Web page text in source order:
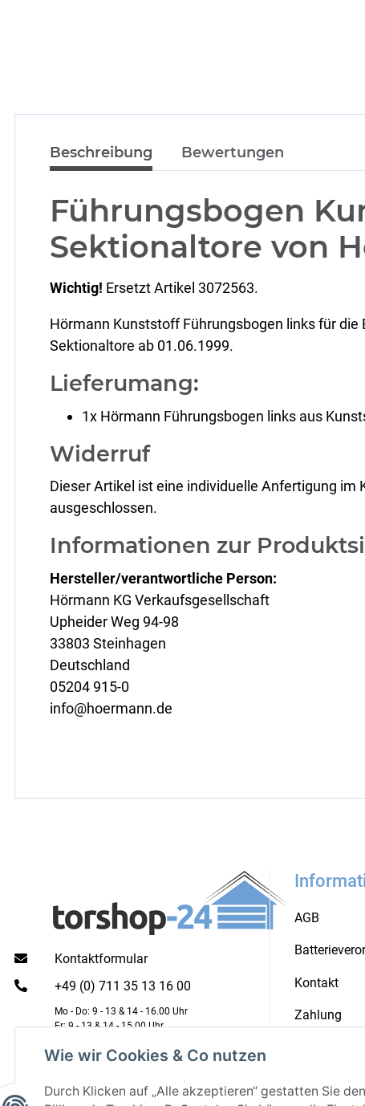
Wie wir Cookies & Co nutzen
Durch Klicken auf „Alle akzeptieren“ gestatten Sie
Beschreibung Bewertungen
Führungsbogen
Sektionaltore von
Wichtig! Ersetzt Artikel 3072563.
Hörmann Kunststoff Führungsbogen links für die
Sektionaltore ab 01.06.1999.
Lieferumang:
1x Hörmann Führungsbogen links aus
Widerruf
Dieser Artikel ist eine individuelle Anfertigung
ausgeschlossen.
Informationen zur
Hersteller/verantwortliche Person:
Hörmann KG Verkaufsgesellschaft
Upheider Weg 94-98
33803 Steinhagen
Deutschland
05204 915-0
info@hoermann.de
Kontaktformular
+49 (0) 711 35 13 16 00
Mo - Do: 9 - 13 & 14 - 16.00 Uhr
Fr: 9 - 13 & 14 - 15.00 Uhr
AGB
Kontakt
Zahlung